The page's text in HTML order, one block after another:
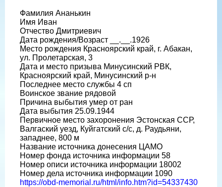
Фамилия Ананькин
Имя Иван
Отчество Дмитриевич
Дата рождения/Возраст __.__.1926
Место рождения Красноярский край, г. Абакан,
ул. Пролетарская, 3
Дата и место призыва Минусинский РВК,
Красноярский край, Минусинский р-н
Последнее место службы 4 сп
Воинское звание рядовой
Причина выбытия умер от ран
Дата выбытия 25.09.1944
Первичное место захоронения Эстонская ССР,
Валгаский уезд, Куйгатский с/с, д. Раудьяни,
западнее, 800 м
Название источника донесения ЦАМО
Номер фонда источника информации 58
Номер описи источника информации 18002
Номер дела источника информации 1090
https://obd-memorial.ru/html/info.htm?id=54337430